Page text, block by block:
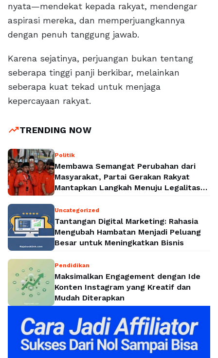
nyata—mendekat kepada rakyat, mendengar
aspirasi mereka, dan memperjuangkannya
dengan penuh tanggung jawab.
Karena sejatinya, perjuangan bukan tentang
seberapa tinggi panji berkibar, melainkan
seberapa kuat tekad untuk menjaga
kepercayaan rakyat.
trending_upTRENDING NOW
Politik
Membawa Semangat Perubahan dari
Masyarakat, Partai Gerakan Rakyat
Mantapkan Langkah Menuju Legalitas
Uncategorized
Tantangan Digital Marketing: Rahasia
Mengubah Hambatan Menjadi Peluang
Besar untuk Meningkatkan Bisnis
Pendidikan
Maksimalkan Engagement dengan Ide
Konten Instagram yang Kreatif dan
Mudah Diterapkan